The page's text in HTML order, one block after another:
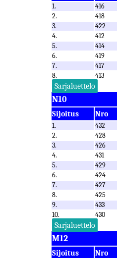
1. 416
2.
418
3.
422
4.
412
5.
414
6.
419
7.
417
8.
413
Sarjaluettelo
N10
Sijoitus Nro
1. 432
2.
428
3.
426
4.
431
5.
429
6.
424
7.
427
8.
425
9.
433
10.
430
Sarjaluettelo
M12
Sijoitus Nro